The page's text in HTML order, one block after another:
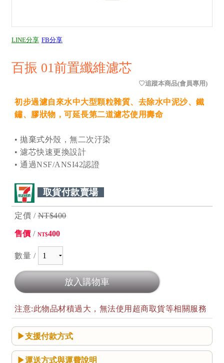
LINE分享 FB分享
百振 01前置纖維濾芯
初步過濾自來水中大型顆粒雜質、去除水中泥沙、鐵
鏽、膠狀物，可延長第二道濾芯使用壽命
• 拋棄式外殼，無二次汙染
• 濾芯快速更換設計
• 通過NSF/ANSI42認證
取貨付款賣場
定價 /NT$400
售價 / NT$400
數量 /
注意:此物品材積過大，無法使用超商取貨等相關服務
支援付款方式
運送方式與運費說明